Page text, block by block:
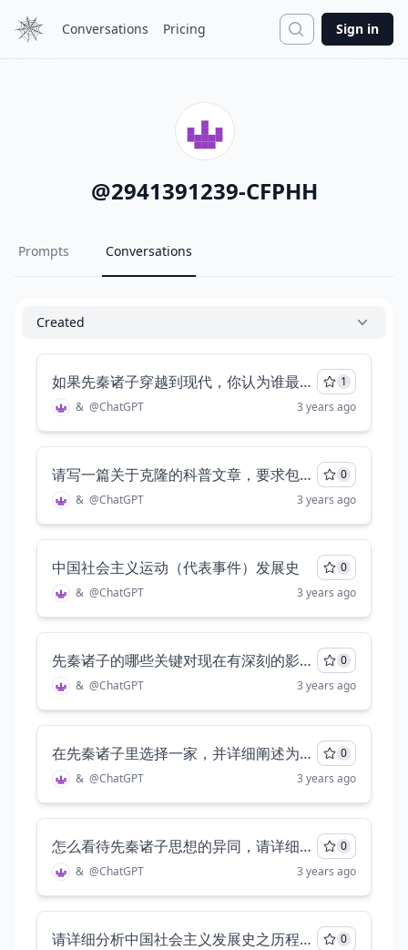
Conversations Pricing Search
Sign in
@2941391239-CFPHH
Prompts Conversations
Created
如果先秦诸子穿越到现代，你认为谁最有可能获得世俗意义上的成功?
1
& @ChatGPT 3 years ago
请写一篇关于克隆的科普文章，要求包括各方面内容，至少三千字
0
& @ChatGPT 3 years ago
中国社会主义运动（代表事件）发展史
0
& @ChatGPT 3 years ago
先秦诸子的哪些关键对现在有深刻的影响。请详细阐述，至少两千字
0
& @ChatGPT 3 years ago
在先秦诸子里选择一家，并详细阐述为什么选择它
0
& @ChatGPT 3 years ago
怎么看待先秦诸子思想的异同，请详细说明，至少两千字
0
& @ChatGPT 3 years ago
请详细分析中国社会主义发展史之历程，并分别对中国社会主义经济发展史、社会主义思想发展史、社会主义政治发展史历程进行详细的阐述，至少三千字
0